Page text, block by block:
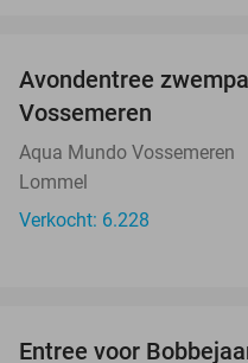
Avondentree
Vossemeren
Aqua Mundo Vossemeren
Lommel
Verkocht: 6.228
Entree voor